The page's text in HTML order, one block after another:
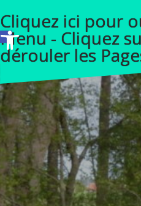
Ouvrir la barre d’outils
l
l
e
a
u
c
o
n
t
n
Cliquez ici pour
Menu - Cliquez
dérouler les